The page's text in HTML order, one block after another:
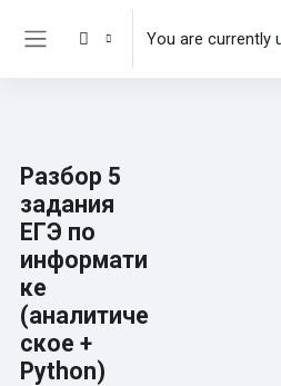
Skip to main content
You are currently
Разбор 5
задания
ЕГЭ по
информати
ке
(аналитиче
ское +
Python)